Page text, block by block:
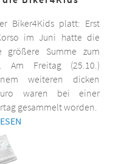
Biker4Kids platt: Erst
im Juni hatte die
Summe zum
Am Freitag (25.10.)
weiteren dicken
waren bei einer
gesammelt worden.